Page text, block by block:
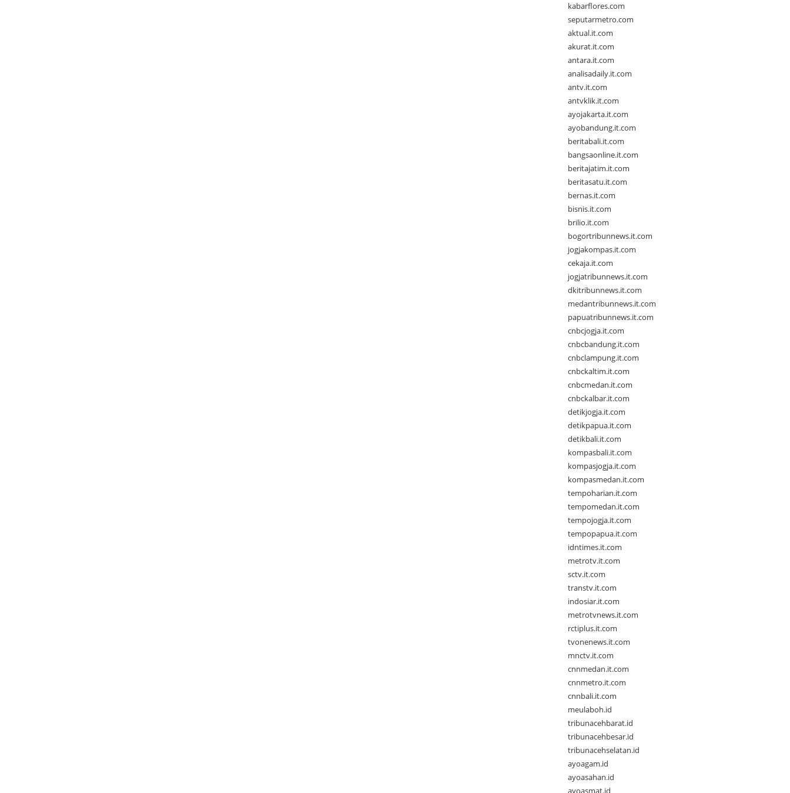
kabarflores.com
seputarmetro.com
aktual.it.com
akurat.it.com
antara.it.com
analisadaily.it.com
antv.it.com
antvklik.it.com
ayojakarta.it.com
ayobandung.it.com
beritabali.it.com
bangsaonline.it.com
beritajatim.it.com
beritasatu.it.com
bernas.it.com
bisnis.it.com
brilio.it.com
bogortribunnews.it.com
jogjakompas.it.com
cekaja.it.com
jogjatribunnews.it.com
dkitribunnews.it.com
medantribunnews.it.com
papuatribunnews.it.com
cnbcjogja.it.com
cnbcbandung.it.com
cnbclampung.it.com
cnbckaltim.it.com
cnbcmedan.it.com
cnbckalbar.it.com
detikjogja.it.com
detikpapua.it.com
detikbali.it.com
kompasbali.it.com
kompasjogja.it.com
kompasmedan.it.com
tempoharian.it.com
tempomedan.it.com
tempojogja.it.com
tempopapua.it.com
idntimes.it.com
metrotv.it.com
sctv.it.com
transtv.it.com
indosiar.it.com
metrotvnews.it.com
rctiplus.it.com
tvonenews.it.com
mnctv.it.com
cnnmedan.it.com
cnnmetro.it.com
cnnbali.it.com
meulaboh.id
tribunacehbarat.id
tribunacehbesar.id
tribunacehselatan.id
ayoagam.id
ayoasahan.id
ayoasmat.id